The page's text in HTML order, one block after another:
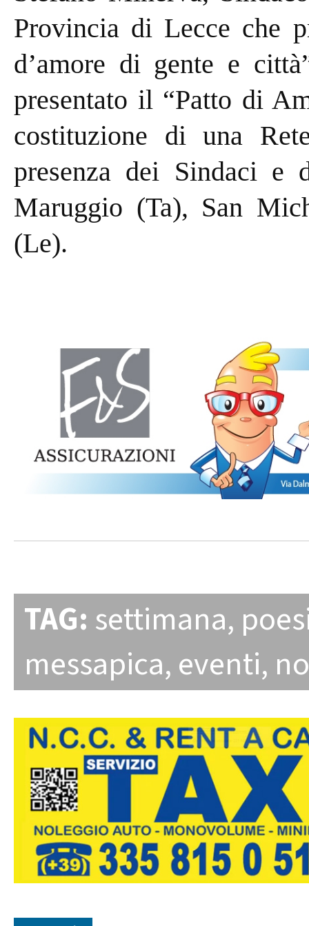
Provincia di Lecce che
d’amore di gente e
presentato il “Patto di
costituzione di una
presenza dei Sindaci e
Maruggio (Ta), San
(Le).
TAG: settimana,
messapica, eventi,